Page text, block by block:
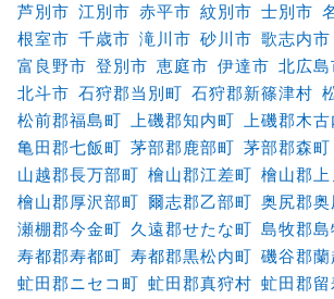
芦別市 江別市 赤平市 紋別市 士別市
根室市 千歳市 滝川市 砂川市 歌志内市
富良野市 登別市 恵庭市 伊達市 北広島
北斗市 石狩郡当別町 石狩郡新篠津村
松前郡福島町
上磯郡知内町
上磯郡木
亀田郡七飯町 茅部郡鹿部町 茅部郡森町
山越郡長万部町 檜山郡江差町 檜山郡
檜山郡厚沢部町 爾志郡乙部町 奥尻郡奥
瀬棚郡今金町 久遠郡せたな町 島牧郡島
寿都郡寿都町 寿都郡黒松内町 磯谷郡蘭
虻田郡ニセコ町 虻田郡真狩村 虻田郡